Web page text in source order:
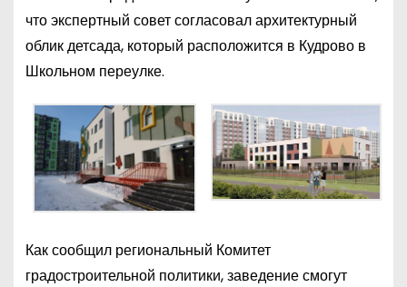
что экспертный совет согласовал архитектурный
облик детсада, который расположится в Кудрово в
Школьном переулке.
Как сообщил региональный Комитет
градостроительной политики, заведение смогут